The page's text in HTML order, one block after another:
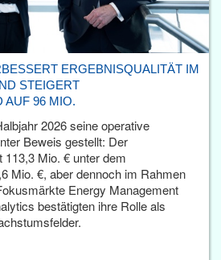
ERGEBNISQUALITÄT IM
STEIGERT
AUF 96 MIO.
2026 seine operative
Beweis gestellt: Der
Mio. € unter dem
Mio. €, aber dennoch im Rahmen
Energy Management
bestätigten ihre Rolle als